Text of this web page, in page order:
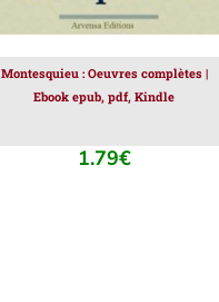
Montesquieu : Oeuvres complètes |
Ebook epub, pdf, Kindle
1.79€